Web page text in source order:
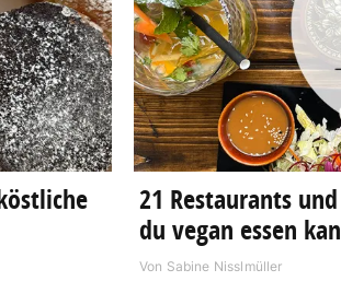
21 Restaurants
du vegan essen
Von Sabine Nisslmüller